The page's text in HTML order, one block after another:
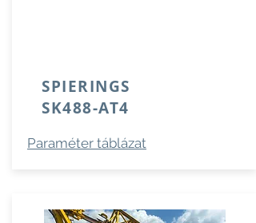
SPIERINGS
SK488-AT4
Paraméter táblázat